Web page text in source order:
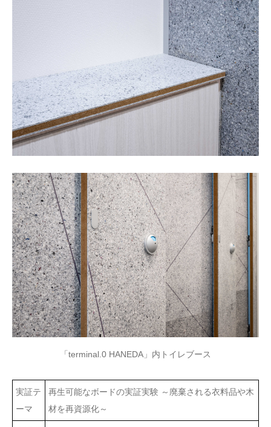
「terminal.0 HANEDA」内トイレブース
実証テ
ーマ
再生可能なボードの実証実験 ～廃棄される衣料品や木
材を再資源化～